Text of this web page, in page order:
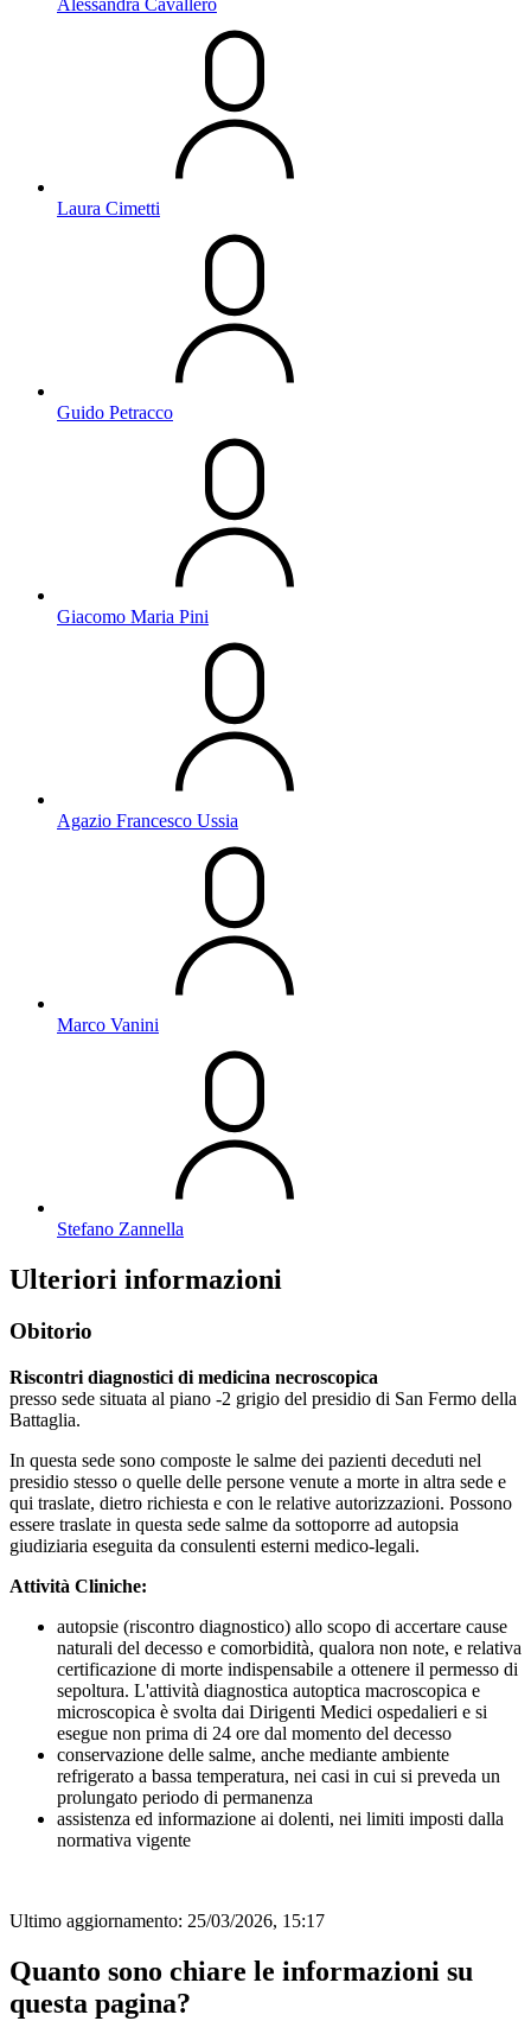
Laura Cimetti
Guido Petracco
Giacomo Maria Pini
Agazio Francesco Ussia
Marco Vanini
Stefano Zannella
Ulteriori informazioni
Obitorio
Riscontri diagnostici di medicina necroscopica
presso sede situata al piano -2 grigio del presidio di San Fermo della
Battaglia.
In questa sede sono composte le salme dei pazienti deceduti nel
presidio stesso o quelle delle persone venute a morte in altra sede e
qui traslate, dietro richiesta e con le relative autorizzazioni. Possono
essere traslate in questa sede salme da sottoporre ad autopsia
giudiziaria eseguita da consulenti esterni medico-legali.
Attività Cliniche:
autopsie (riscontro diagnostico) allo scopo di accertare cause
naturali del decesso e comorbidità, qualora non note, e relativa
certificazione di morte indispensabile a ottenere il permesso di
sepoltura. L'attività diagnostica autoptica macroscopica e
microscopica è svolta dai Dirigenti Medici ospedalieri e si
esegue non prima di 24 ore dal momento del decesso
conservazione delle salme, anche mediante ambiente
refrigerato a bassa temperatura, nei casi in cui si preveda un
prolungato periodo di permanenza
assistenza ed informazione ai dolenti, nei limiti imposti dalla
normativa vigente
Ultimo aggiornamento: 25/03/2026, 15:17
Quanto sono chiare le informazioni su
questa pagina?